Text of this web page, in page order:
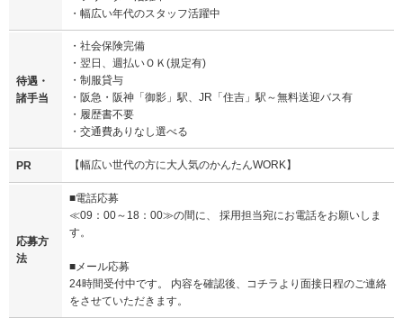
・幅広い年代のスタッフ活躍中
待遇・
諸手当
・社会保険完備
・翌日、週払いＯＫ(規定有)
・制服貸与
・阪急・阪神「御影」駅、JR「住吉」駅～無料送迎バス有
・履歴書不要
・交通費ありなし選べる
PR 【幅広い世代の方に大人気のかんたんWORK】
応募方
法
■電話応募
≪09：00～18：00≫の間に、 採用担当宛にお電話をお願いしま
す。
■メール応募
24時間受付中です。 内容を確認後、コチラより面接日程のご連絡
をさせていただきます。